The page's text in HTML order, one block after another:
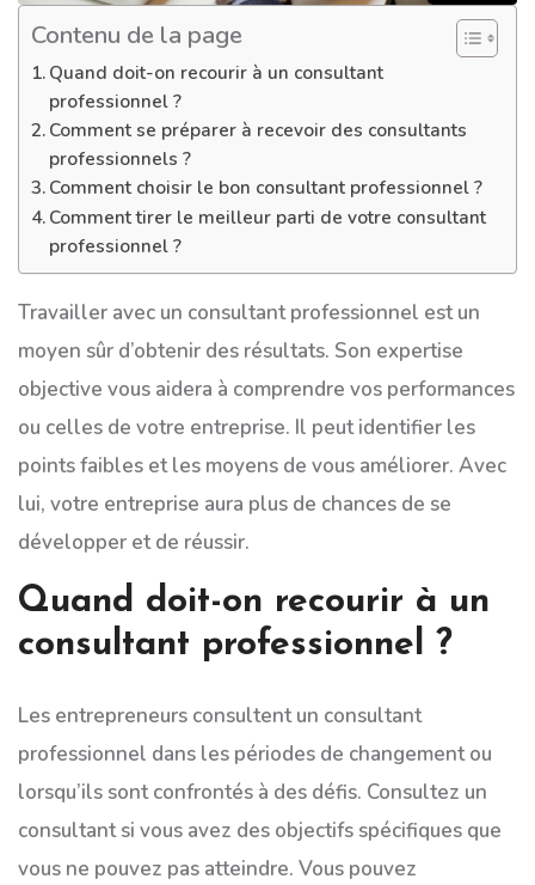
Contenu de la page
Quand doit-on recourir à un consultant
professionnel ?
Comment se préparer à recevoir des consultants
professionnels ?
Comment choisir le bon consultant professionnel ?
Comment tirer le meilleur parti de votre consultant
professionnel ?
Travailler avec un consultant professionnel est un
moyen sûr d’obtenir des résultats. Son expertise
objective vous aidera à comprendre vos performances
ou celles de votre entreprise. Il peut identifier les
points faibles et les moyens de vous améliorer. Avec
lui, votre entreprise aura plus de chances de se
développer et de réussir.
Quand doit-on recourir à un
consultant professionnel ?
Les entrepreneurs consultent un consultant
professionnel dans les périodes de changement ou
lorsqu’ils sont confrontés à des défis. Consultez un
consultant si vous avez des objectifs spécifiques que
vous ne pouvez pas atteindre. Vous pouvez